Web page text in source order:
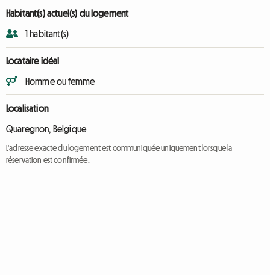
Habitant(s) actuel(s) du logement
1 habitant(s)
Locataire idéal
Homme ou femme
Localisation
Quaregnon, Belgique
L'adresse exacte du logement est communiquée uniquement lorsque la
réservation est confirmée.